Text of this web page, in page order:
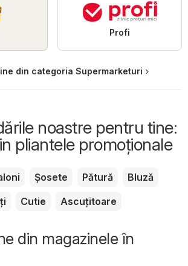
Profi
din categoria Supermarketuri
noastre pentru tine:
pliantele promoționale
Șosete Pătură
Bluză
Cutie Ascuțitoare
din magazinele în